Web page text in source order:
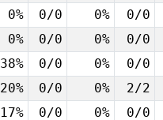
0% 0/0 0% 0/0
0% 0/0 0% 0/0
38% 0/0 0% 0/0
20% 0/0 0% 2/2
17% 0/0 0% 0/0